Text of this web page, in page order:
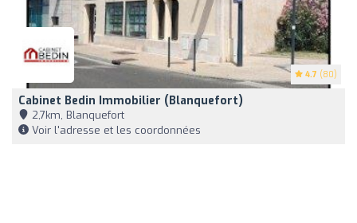
4.7 (80)
Cabinet Bedin Immobilier (Blanquefort)
2,7km, Blanquefort
Voir l'adresse et les coordonnées